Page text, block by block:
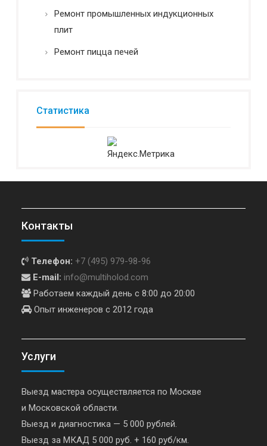
Ремонт промышленных индукционных
плит
Ремонт пицца печей
Статистика
Контакты
Телефон: +7 (495) 979-98-96
E-mail: info@multiholod.com
Работаем каждый день с 8:00 до 20:00
Опыт инженеров с 2012 года
Услуги
Выезд мастера осуществляется по Москве
и Московской области.
Выезд и диагностика — 5 000 рублей.
Выезд за МКАД 5 000 руб. + 160 руб/км.